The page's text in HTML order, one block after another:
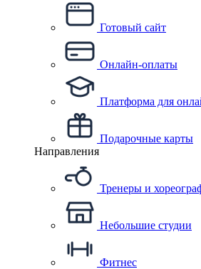
Готовый сайт
Онлайн-оплаты
Платформа для
Подарочные карты
Направления
Тренеры и
Небольшие студии
Фитнес